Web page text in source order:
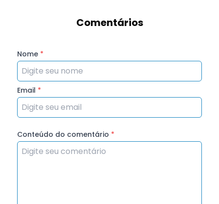
Comentários
Nome *
Email *
Conteúdo do comentário *